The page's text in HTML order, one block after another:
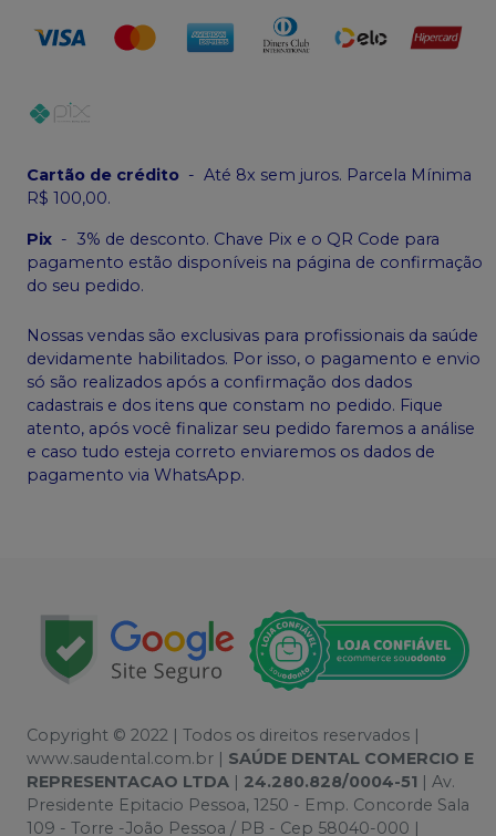
Cartão de crédito - Até 8x sem juros. Parcela Mínima
R$ 100,00.
Pix - 3% de desconto. Chave Pix e o QR Code para
pagamento estão disponíveis na página de confirmação
do seu pedido.
Nossas vendas são exclusivas para profissionais da saúde
devidamente habilitados. Por isso, o pagamento e envio
só são realizados após a confirmação dos dados
cadastrais e dos itens que constam no pedido. Fique
atento, após você finalizar seu pedido faremos a análise
e caso tudo esteja correto enviaremos os dados de
pagamento via WhatsApp.
Copyright © 2022 | Todos os direitos reservados |
www.saudental.com.br | SAÚDE DENTAL COMERCIO E
REPRESENTACAO LTDA | 24.280.828/0004-51 | Av.
Presidente Epitacio Pessoa, 1250 - Emp. Concorde Sala
109 - Torre -João Pessoa / PB - Cep 58040-000 |